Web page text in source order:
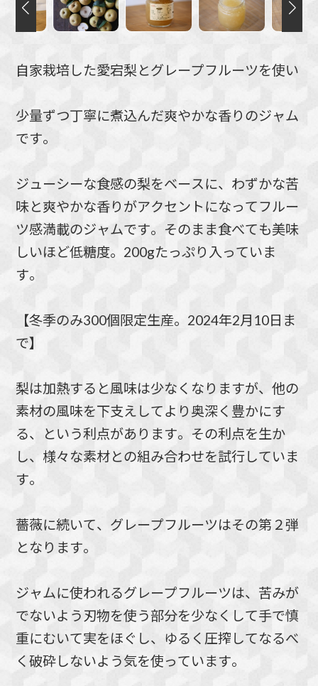
自家栽培した愛宕梨とグレープフルーツを使い
少量ずつ丁寧に煮込んだ爽やかな香りのジャム
です。
ジューシーな食感の梨をベースに、わずかな苦
味と爽やかな香りがアクセントになってフルー
ツ感満載のジャムです。そのまま食べても美味
しいほど低糖度。200gたっぷり入っていま
す。
【冬季のみ300個限定生産。2024年2月10日ま
で】
梨は加熱すると風味は少なくなりますが、他の
素材の風味を下支えしてより奥深く豊かにす
る、という利点があります。その利点を生か
し、様々な素材との組み合わせを試行していま
す。
薔薇に続いて、グレープフルーツはその第２弾
となります。
ジャムに使われるグレープフルーツは、苦みが
でないよう刃物を使う部分を少なくして手で慎
重にむいて実をほぐし、ゆるく圧搾してなるべ
く破砕しないよう気を使っています。